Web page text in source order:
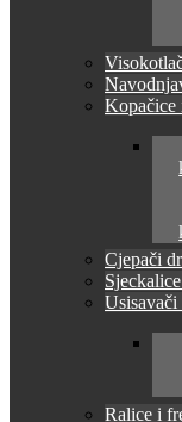
Kopačice
Cjepači
Usisavači
Ralice i